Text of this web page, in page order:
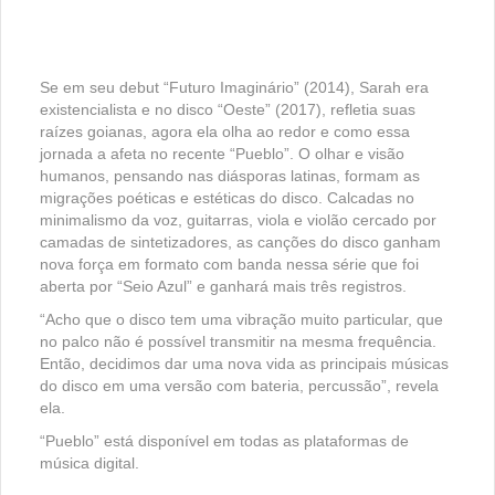
Se em seu debut “Futuro Imaginário” (2014), Sarah era
existencialista e no disco “Oeste” (2017), refletia suas
raízes goianas, agora ela olha ao redor e como essa
jornada a afeta no recente “Pueblo”. O olhar e visão
humanos, pensando nas diásporas latinas, formam as
migrações poéticas e estéticas do disco. Calcadas no
minimalismo da voz, guitarras, viola e violão cercado por
camadas de sintetizadores, as canções do disco ganham
nova força em formato com banda nessa série que foi
aberta por “Seio Azul” e ganhará mais três registros.
“Acho que o disco tem uma vibração muito particular, que
no palco não é possível transmitir na mesma frequência.
Então, decidimos dar uma nova vida as principais músicas
do disco em uma versão com bateria, percussão”, revela
ela.
“Pueblo” está disponível em todas as plataformas de
música digital.